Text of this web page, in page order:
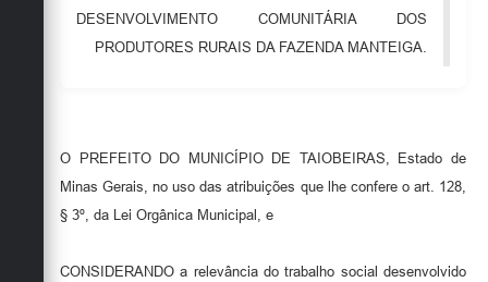
Galeria de Vídeos
Links
Telefones Úteis
Contato
DESENVOLVIMENTO COMUNITÁRIA DOS
PRODUTORES RURAIS DA FAZENDA MANTEIGA.
O PREFEITO DO MUNICÍPIO DE TAIOBEIRAS, Estado de
Minas Gerais, no uso das atribuições que lhe confere o art. 128,
§ 3º, da Lei Orgânica Municipal, e
CONSIDERANDO a relevância do trabalho social desenvolvido